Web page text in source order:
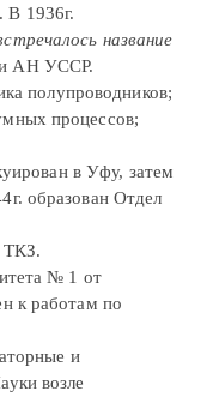
В 1936г.
название
АН УССР.
полупроводников;
процессов;
в Уфу, затем
образован Отдел
ТКЗ.
№ 1 от
к работам по
и
возле